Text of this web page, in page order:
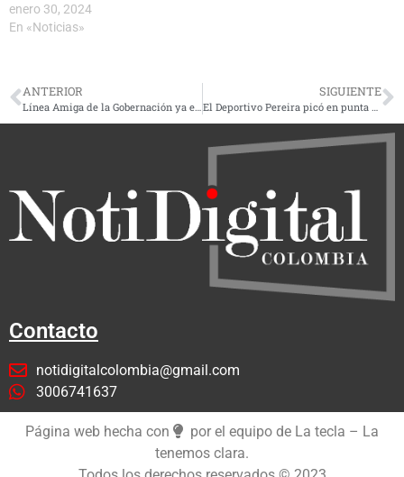
enero 30, 2024
En «Noticias»
ANTERIOR SIGUIENTE
Contacto
notidigitalcolombia@gmail.com
3006741637
Página web hecha con
por el equipo de La tecla – La
tenemos clara.